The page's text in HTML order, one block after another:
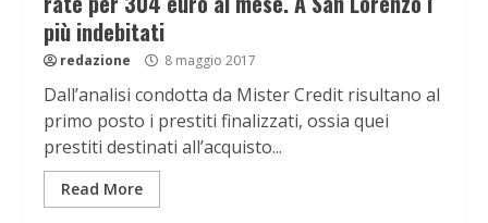
più indebitati
redazione 8 maggio 2017
Dall’analisi condotta da Mister Credit risultano al
primo posto i prestiti finalizzati, ossia quei
prestiti destinati all’acquisto...
Read More